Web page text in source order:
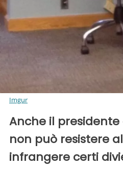
Imgur
Anche il
non può resistere
infrangere certi